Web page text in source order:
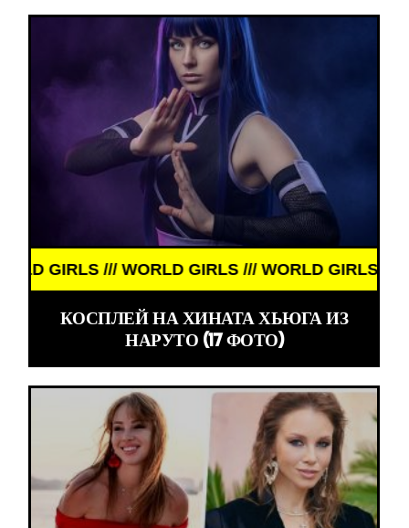
/// WORLD GIRLS /// WORLD GIRLS ///
КОСПЛЕЙ НА ХИНАТА ХЬЮГА ИЗ
НАРУТО (17 ФОТО)